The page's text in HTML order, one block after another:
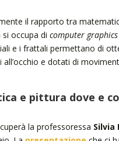
il rapporto tra
si occupa di computer graphics
e i frattali permettano di
all’occhio e dotati di
e pittura dove e
la professoressa Silvia